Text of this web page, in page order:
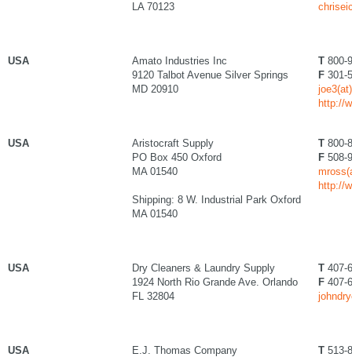
LA 70123
USA
Amato Industries Inc
9120 Talbot Avenue Silver Springs
MD 20910
T 800-
F 301-
http://
USA
Aristocraft Supply
PO Box 450 Oxford
MA 01540
Shipping: 8 W. Industrial Park Oxford
MA 01540
T 800-
F 508-
http://
USA
Dry Cleaners & Laundry Supply
1924 North Rio Grande Ave. Orlando
FL 32804
T 407-
F 407-
USA
E.J. Thomas Company
T 513-